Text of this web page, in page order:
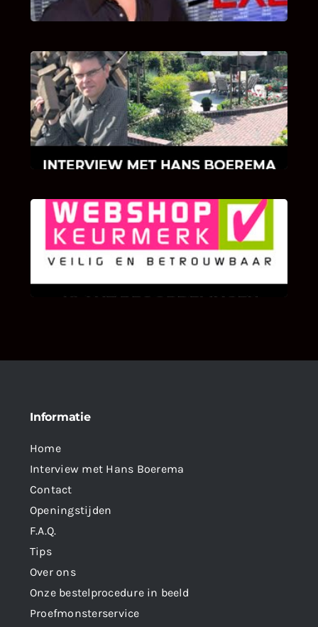
INTERVIEW MET HANS BOEREMA
Hoe Bricks and Stones ontstaan is en wat
Hans Boerema motiveert in de wereld van
klinkers en tegels!
KLANT BEOORDELINGEN
We zijn er zeer op gesteld om te weten wat u
als klant van ons en onze diensten vindt.
Informatie
Home
Interview met Hans Boerema
Contact
Openingstijden
F.A.Q.
Tips
Over ons
Onze bestelprocedure in beeld
Proefmonsterservice